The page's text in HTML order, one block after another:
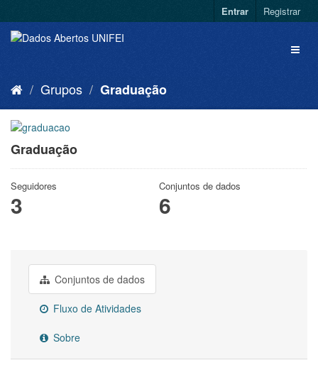
Entrar Registrar
Grupos Graduação
Graduação
Seguidores
3
Conjuntos de dados
6
Conjuntos de dados
Fluxo de Atividades
Sobre